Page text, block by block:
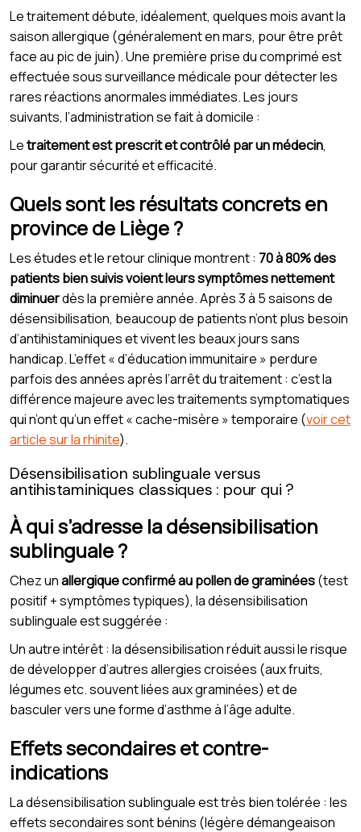
Le traitement débute, idéalement, quelques mois avant la
saison allergique (généralement en mars, pour être prêt
face au pic de juin). Une première prise du comprimé est
effectuée sous surveillance médicale pour détecter les
rares réactions anormales immédiates. Les jours
suivants, l’administration se fait à domicile :
Letraitement est prescrit et contrôlé par un médecin,
pour garantir sécurité et efficacité.
Quels sont les résultats concrets en
province de Liège ?
Les études et le retour clinique montrent : 70 à 80% des
patients bien suivis voient leurs symptômes nettement
diminuerdès la première année. Après 3 à 5 saisons de
désensibilisation, beaucoup de patients n’ont plus besoin
d’antihistaminiques et vivent les beaux jours sans
handicap. L’effet « d’éducation immunitaire » perdure
parfois des années après l’arrêt du traitement : c’est la
différence majeure avec les traitements symptomatiques
qui n’ont qu’un effet « cache-misère » temporaire (voir cet
article sur la rhinite).
Désensibilisation sublinguale versus
antihistaminiques classiques : pour qui ?
À qui s’adresse la désensibilisation
sublinguale ?
Chez unallergique confirmé au pollen de graminées(test
positif + symptômes typiques), la désensibilisation
sublinguale est suggérée :
Un autre intérêt : la désensibilisation réduit aussi le risque
de développer d’autres allergies croisées (aux fruits,
légumes etc. souvent liées aux graminées) et de
basculer vers une forme d’asthme à l’âge adulte.
Effets secondaires et contre-
indications
La désensibilisation sublinguale est très bien tolérée : les
effets secondaires sont bénins (légère démangeaison